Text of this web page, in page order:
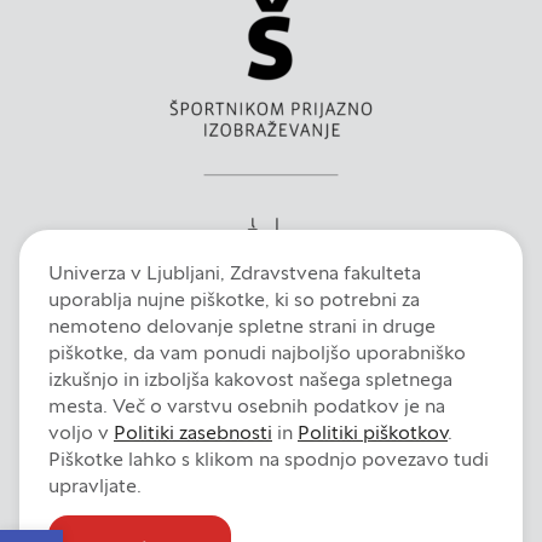
IntranetE-pošta
Nastavitve piškotkov
Univerza v Ljubljani, Zdravstvena fakulteta
uporablja nujne piškotke, ki so potrebni za
nemoteno delovanje spletne strani in druge
piškotke, da vam ponudi najboljšo uporabniško
izkušnjo in izboljša kakovost našega spletnega
mesta. Več o varstvu osebnih podatkov je na
voljo v Politiki zasebnosti in Politiki piškotkov.
Piškotke lahko s klikom na spodnjo povezavo tudi
upravljate.
Partnerska oglaševalska podjetja jih lahko
uporabljajo za izdelavo profila vaših interesov, ki ga
nato uporabijo za prikazovanje ustreznih oglasov
na drugih spletnih mestih. Pri delu uporabljajo
edinstveno prepoznavanje vašega brskalnika in
oglaševanja.
Zavrni vse
Potrdi moje izbire